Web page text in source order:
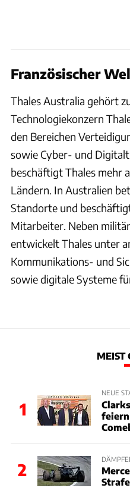
Französischer
Thales Australia gehört
Technologiekonzern
den Bereichen
sowie Cyber- und
beschäftigt Thales mehr
Ländern. In Australien
Standorte und
Mitarbeiter. Neben
entwickelt Thales unter
Kommunikations- und
sowie digitale Systeme
MEIST
1
NEUE
feiern
2